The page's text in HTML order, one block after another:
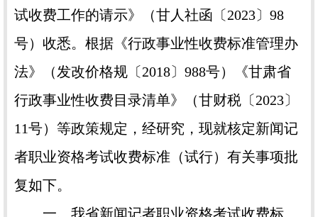
试收费工作的请示》（甘人社函〔2023〕98
号）收悉。根据《行政事业性收费标准管理办
法》（发改价格规〔2018〕988号）《甘肃省
行政事业性收费目录清单》（甘财税〔2023〕
11号）等政策规定，经研究，现就核定新闻记
者职业资格考试收费标准（试行）有关事项批
复如下。
一、我省新闻记者职业资格考试收费标